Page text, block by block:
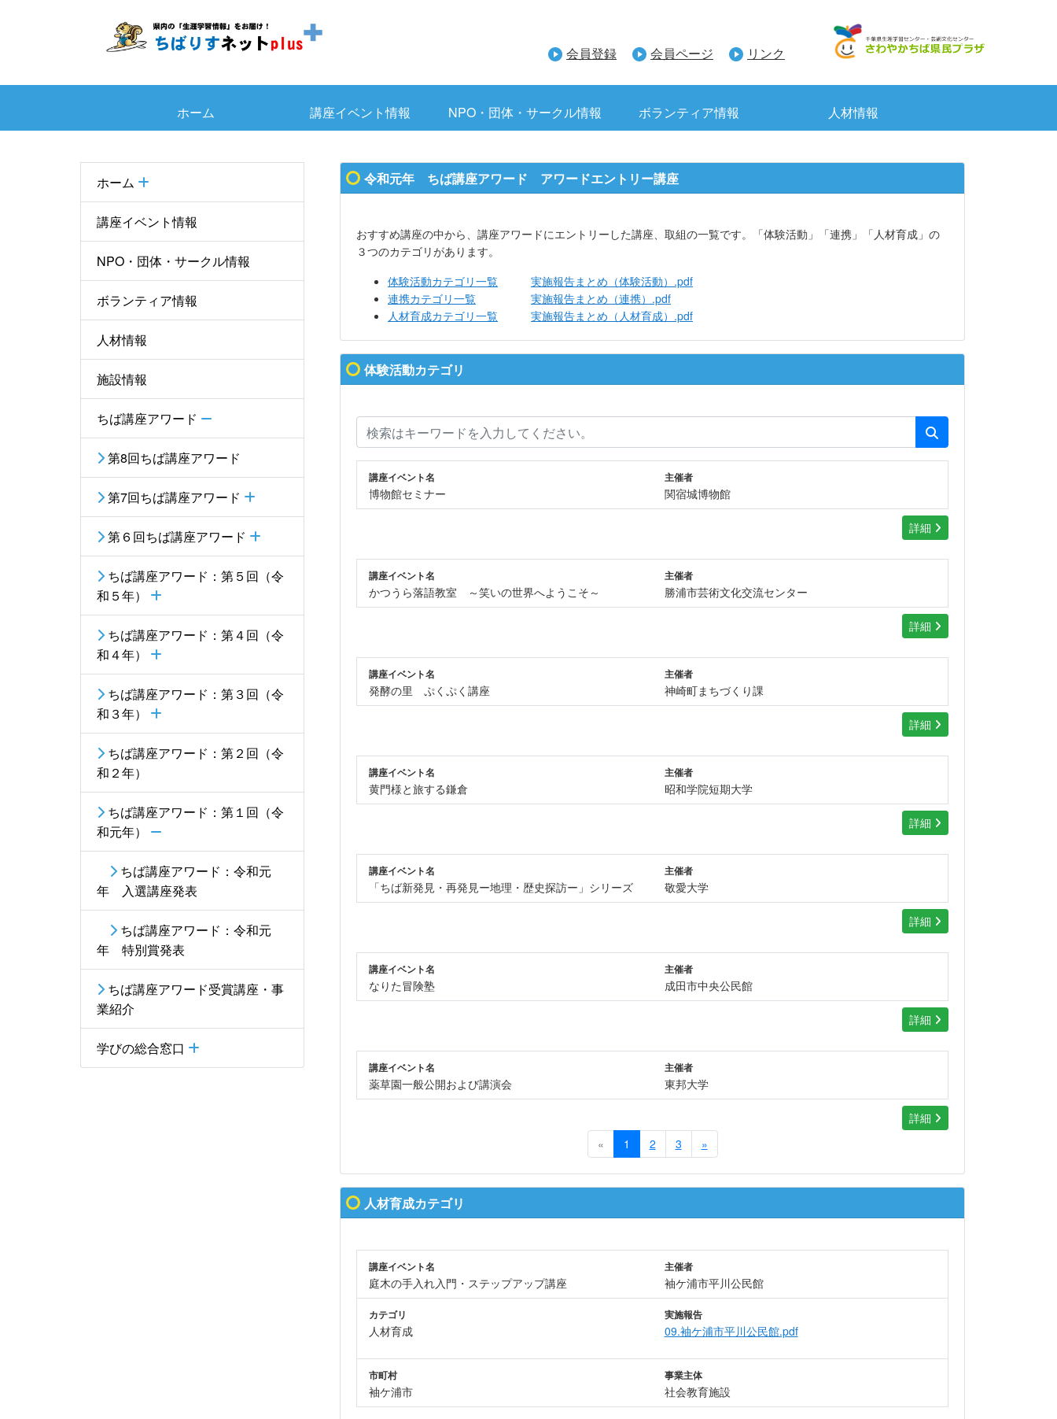
会員登録 会員ページ リンク
ホーム 講座イベント情報 NPO・団体・サークル情報 ボランティア情報 人材情報
ホーム
講座イベント情報
NPO・団体・サークル情報
ボランティア情報
人材情報
施設情報
ちば講座アワード
第8回ちば講座アワード
第7回ちば講座アワード
第６回ちば講座アワード
ちば講座アワード：第５回（令
和５年）
ちば講座アワード：第４回（令
和４年）
ちば講座アワード：第３回（令
和３年）
ちば講座アワード：第２回（令
和２年）
ちば講座アワード：第１回（令
和元年）
ちば講座アワード：令和元
年 入選講座発表
ちば講座アワード：令和元
年 特別賞発表
ちば講座アワード受賞講座・事
業紹介
学びの総合窓口
令和元年 ちば講座アワード アワードエントリー講座
おすすめ講座の中から、講座アワードにエントリーした講座、取組の一覧です。「体験活動」「連携」「人材育成」の
３つのカテゴリがあります。
体験活動カテゴリ一覧
実施報告まとめ（体験活動）.pdf
連携カテゴリ一覧
実施報告まとめ（連携）.pdf
人材育成カテゴリ一覧
実施報告まとめ（人材育成）.pdf
体験活動カテゴリ
講座イベント名
博物館セミナー
主催者
関宿城博物館
詳細
講座イベント名
かつうら落語教室 ～笑いの世界へようこそ～
主催者
勝浦市芸術文化交流センター
詳細
講座イベント名
発酵の里 ぷくぷく講座
主催者
神崎町まちづくり課
詳細
講座イベント名
黄門様と旅する鎌倉
主催者
昭和学院短期大学
詳細
講座イベント名
「ちば新発見・再発見ー地理・歴史探訪ー」シリーズ
主催者
敬愛大学
詳細
講座イベント名
なりた冒険塾
主催者
成田市中央公民館
詳細
講座イベント名
薬草園一般公開および講演会
主催者
東邦大学
詳細
«
1 2 3 »
人材育成カテゴリ
講座イベント名
庭木の手入れ入門・ステップアップ講座
主催者
袖ケ浦市平川公民館
カテゴリ
人材育成
実施報告
09.袖ケ浦市平川公民館.pdf
市町村
袖ケ浦市
事業主体
社会教育施設